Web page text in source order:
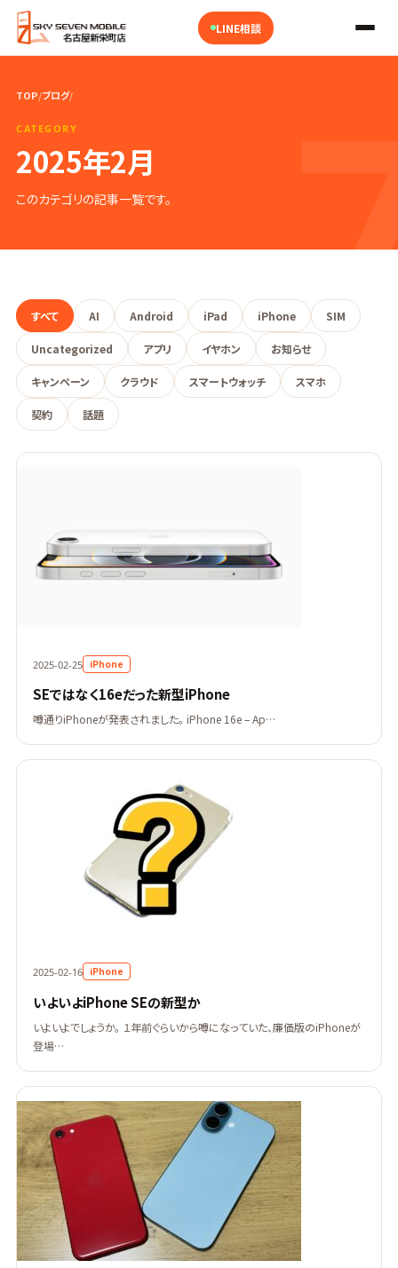
LINE相談
TOP/ブログ/
CATEGORY
2025年2月
このカテゴリの記事一覧です。
すべて AI Android iPad iPhone SIM
Uncategorized アプリ イヤホン お知らせ
キャンペーン クラウド スマートウォッチ スマホ
契約 話題
2025-02-25 iPhone
SEではなく16eだった新型iPhone
噂通りiPhoneが発表されました。 iPhone 16e – Ap…
2025-02-16 iPhone
いよいよiPhone SEの新型か
いよいよでしょうか。 １年前ぐらいから噂になっていた、廉価版のiPhoneが
登場…